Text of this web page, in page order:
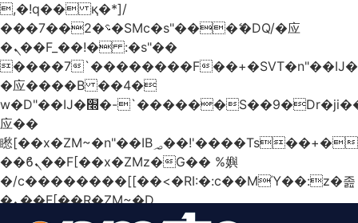
,�!q�� қ�*]/
���؝�2��7�SMc�s"���ޭ�DQ/�应
�ܢ��F_��!� :�s"��
����7`��������F
�应����B ��4�
w�D"��IJ�׭�-`������S��9�Dr�ji��EJ߅��gJ�
应��
矁[��x�ZM~�n"��IB؃��!'����Тѕ��+��(m��IK�ʭ�/|
��ϐܢ��F[��x�ZMz�G�� %嬩
�/c��������[[��<�RI:�:c��MΎ��:z�졾
�ܢ��F[��R�ZM~�D